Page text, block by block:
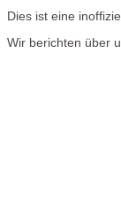
Dies ist eine
Wir berichten über